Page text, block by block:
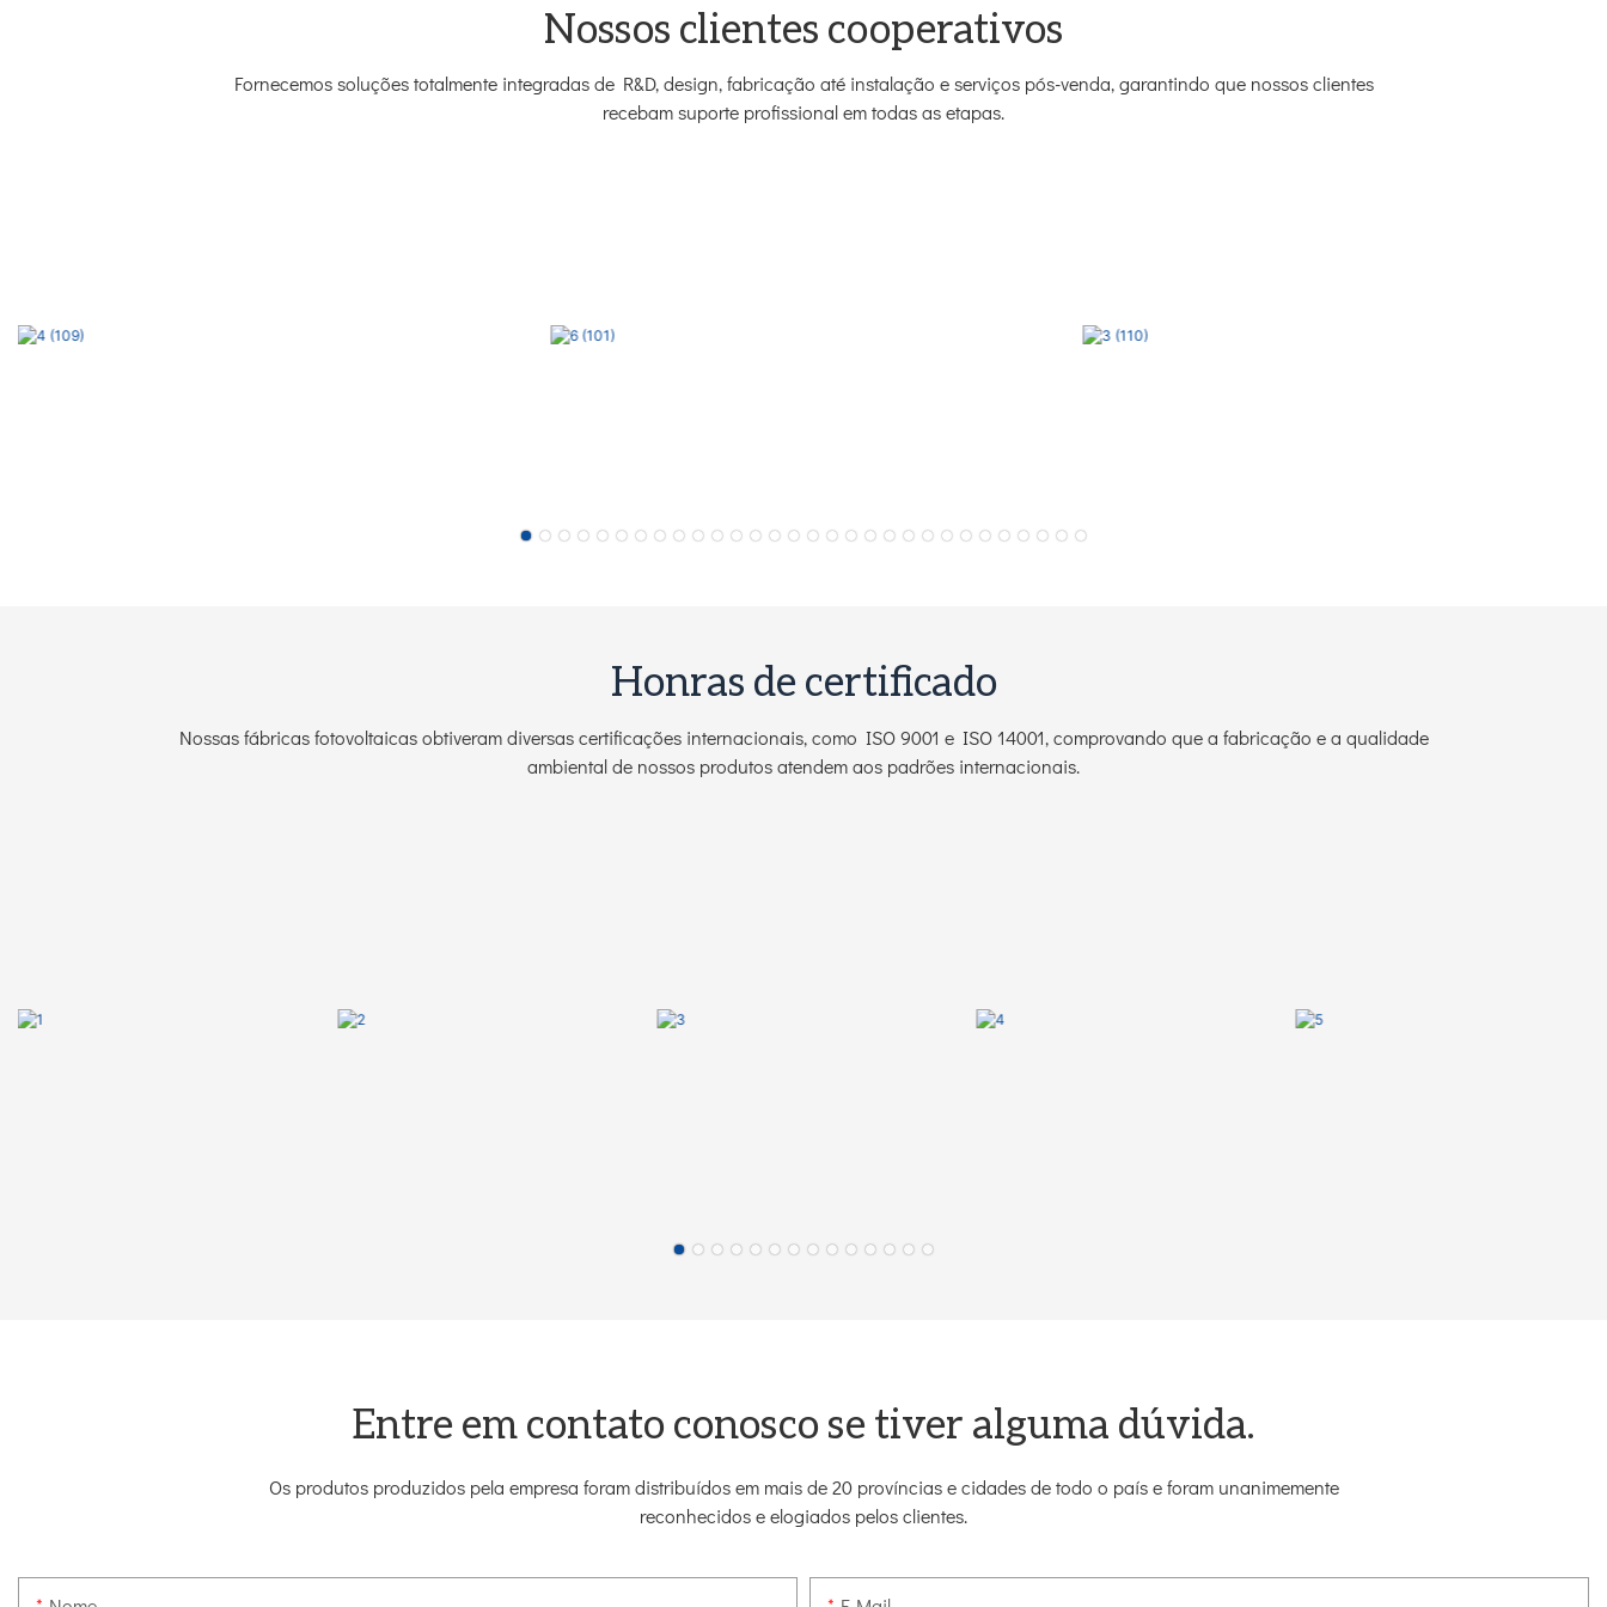
Nossos clientes cooperativos
Fornecemos soluções totalmente integradas de R&D, design, fabricação até instalação e serviços pós-venda, garantindo que nossos clientes
recebam suporte profissional em todas as etapas.
Honras de certificado
Nossas fábricas fotovoltaicas obtiveram diversas certificações internacionais, como ISO 9001 e ISO 14001, comprovando que a fabricação e a qualidade
ambiental de nossos produtos atendem aos padrões internacionais.
Entre em contato conosco se tiver alguma dúvida.
Os produtos produzidos pela empresa foram distribuídos em mais de 20 províncias e cidades de todo o país e foram unanimemente
reconhecidos e elogiados pelos clientes.